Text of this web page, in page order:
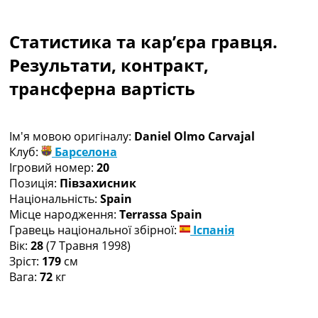
Чемпіонат Світу
Україна. Прем’єр-Ліга
Україна. Перша Ліга
Ліга Чемпіонів
Ще Турніри >>>
Таблиці
Чемпіонат Світу. Турнирні таблиці
Таблиця УПЛ
Перша Ліга
Таблиця АПЛ
Таблиця Ла Ліги
Таблиця Ліги Чемпіонів
Всі таблиці >>>
Рейтинги
Статистика та кар’єра гравця.
Результати, контракт,
трансферна вартість
Ім'я мовою оригіналу: Daniel Olmo Carvajal
Клуб:
Барселона
Ігровий номер: 20
Позиція: Півзахисник
Національність: Spain
Місце народження: Terrassa Spain
Гравець національної збірної:
Іспанія
Вік: 28(7 Травня 1998)
Зріст: 179 см
Вага: 72 кг